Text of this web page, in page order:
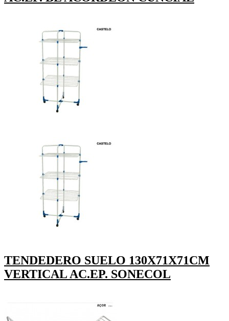
TENDEDERO SUELO 130X71X71CM
VERTICAL AC.EP. SONECOL